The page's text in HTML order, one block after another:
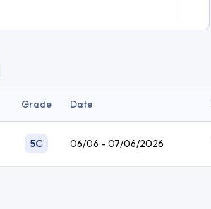
Grade Date
5C 06/06 - 07/06/2026